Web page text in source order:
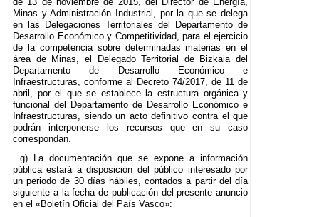
Minas y Administración Industrial, por la que se delega
en las Delegaciones Territoriales del Departamento de
Desarrollo Económico y Competitividad, para el ejercicio
de la competencia sobre determinadas materias en el
área de Minas, el Delegado Territorial de Bizkaia del
Departamento de Desarrollo Económico e
Infraestructuras, conforme al Decreto 74/2017, de 11 de
abril, por el que se establece la estructura orgánica y
funcional del Departamento de Desarrollo Económico e
Infraestructuras, siendo un acto definitivo contra el que
podrán interponerse los recursos que en su caso
correspondan.
g) La documentación que se expone a información
pública estará a disposición del público interesado por
un periodo de 30 días hábiles, contados a partir del día
siguiente a la fecha de publicación del presente anuncio
en el «Boletín Oficial del País Vasco»: